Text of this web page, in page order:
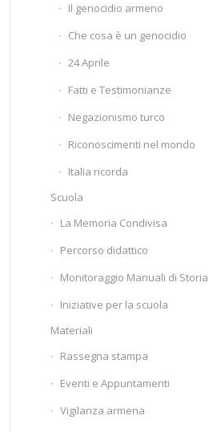
Il genocidio armeno
Che cosa è un genocidio
24 Aprile
Fatti e Testimonianze
Negazionismo turco
Riconoscimenti nel mondo
Italia ricorda
Scuola
La Memoria Condivisa
Percorso didattico
Monitoraggio Manuali di Storia
Iniziative per la scuola
Materiali
Rassegna stampa
Eventi e Appuntamenti
Vigilanza armena